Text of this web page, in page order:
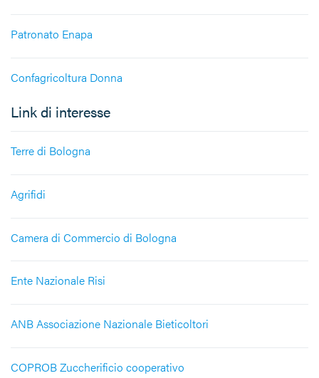
Patronato Enapa
Confagricoltura Donna
Link di interesse
Terre di Bologna
Agrifidi
Camera di Commercio di Bologna
Ente Nazionale Risi
ANB Associazione Nazionale Bieticoltori
COPROB Zuccherificio cooperativo